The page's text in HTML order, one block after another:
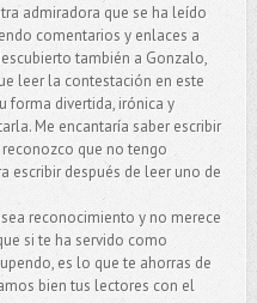
admiradora que se ha leído
comentarios y enlaces a
también a Gonzalo,
leer la contestación en este
forma divertida, irónica y
Me encantaría saber escribir
que no tengo
escribir después de leer uno de
reconocimiento y no merece
si te ha servido como
es lo que te ahorras de
bien tus lectores con el